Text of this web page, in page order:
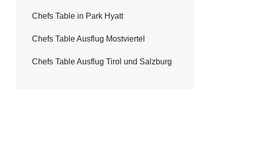
Chefs Table in Park Hyatt
Chefs Table Ausflug Mostviertel
Chefs Table Ausflug Tirol und Salzburg